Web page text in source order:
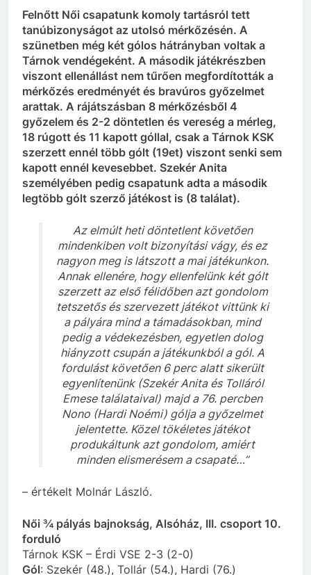
Felnőtt Női csapatunk komoly tartásról tett
tanúbizonyságot az utolsó mérkőzésén. A
szünetben még két gólos hátrányban voltak a
Tárnok vendégeként. A második játékrészben
viszont ellenállást nem tűrően megfordították a
mérkőzés eredményét és bravúros győzelmet
arattak. A rájátszásban 8 mérkőzésből 4
győzelem és 2-2 döntetlen és vereség a mérleg,
18 rúgott és 11 kapott góllal, csak a Tárnok KSK
szerzett ennél több gólt (19et) viszont senki sem
kapott ennél kevesebbet. Szekér Anita
személyében pedig csapatunk adta a második
legtöbb gólt szerző játékost is (8 találat).
Az elmúlt heti döntetlent követően
mindenkiben volt bizonyítási vágy, és ez
nagyon meg is látszott a mai játékunkon.
Annak ellenére, hogy ellenfelünk két gólt
szerzett az első félidőben azt gondolom
tetszetős és szervezett játékot vittünk ki
a pályára mind a támadásokban, mind
pedig a védekezésben, egyetlen dolog
hiányzott csupán a játékunkból a gól. A
fordulást követően 6 perc alatt sikerült
egyenlítenünk (Szekér Anita és Tolláról
Emese találataival) majd a 76. percben
Nono (Hardi Noémi) gólja a győzelmet
jelentette. Közel tökéletes játékot
produkáltunk azt gondolom, amiért
minden elismerésem a csapaté…”
– értékelt Molnár László.
Női ¾ pályás bajnokság, Alsóház, III. csoport 10.
forduló
Tárnok KSK – Érdi VSE 2-3 (2-0)
Gól: Szekér (48.), Tollár (54.), Hardi (76.)